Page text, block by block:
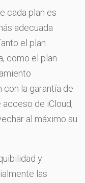
cada plan es
adecuada
el plan
como el plan
la garantía de
acceso de iCloud,
al máximo su
y
las